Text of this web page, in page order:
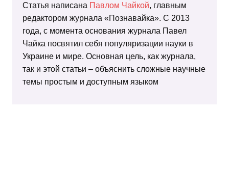
Статья написана Павлом Чайкой, главным
редактором журнала «Познавайка». С 2013
года, с момента основания журнала Павел
Чайка посвятил себя популяризации науки в
Украине и мире. Основная цель, как журнала,
так и этой статьи – объяснить сложные научные
темы простым и доступным языком